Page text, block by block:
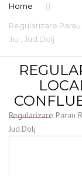
Home
Regularizare
Jiu , Jud.Dolj
Regularizare Parau
Jud.Dolj